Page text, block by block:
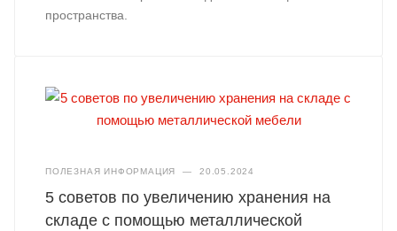
пространства.
ПОЛЕЗНАЯ ИНФОРМАЦИЯ — 20.05.2024
5 советов по увеличению хранения на
складе с помощью металлической